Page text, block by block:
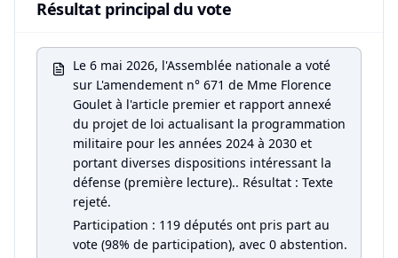
Résultat principal du vote
Le 6 mai 2026, l'Assemblée nationale a voté
sur L'amendement n° 671 de Mme Florence
Goulet à l'article premier et rapport annexé
du projet de loi actualisant la programmation
militaire pour les années 2024 à 2030 et
portant diverses dispositions intéressant la
défense (première lecture).. Résultat : Texte
rejeté.
Participation : 119 députés ont pris part au
vote (98% de participation), avec 0 abstention.